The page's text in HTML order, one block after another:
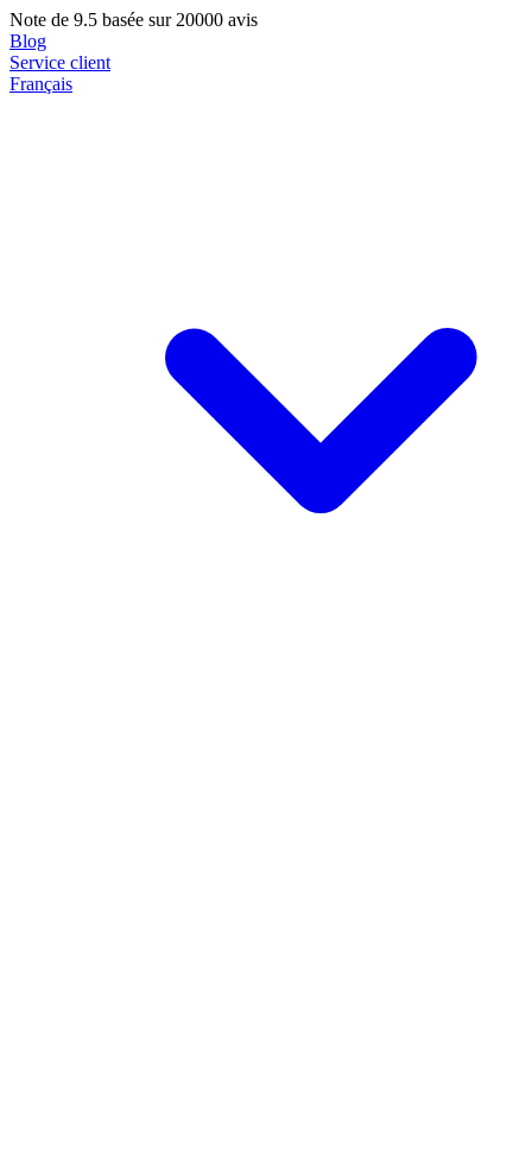
Note de 9.5 basée sur 20000 avis
Blog
Service client
Français